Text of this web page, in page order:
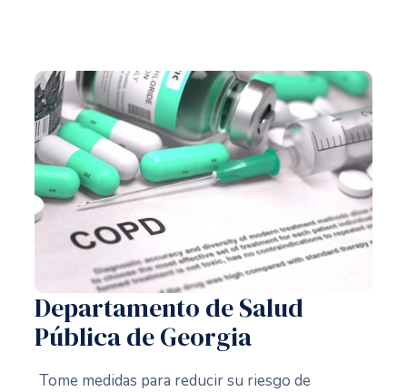
Departamento de Salud
Pública de Georgia
Tome medidas para reducir su riesgo de